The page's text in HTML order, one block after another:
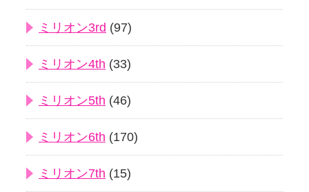
ミリオン3rd (97)
ミリオン4th (33)
ミリオン5th (46)
ミリオン6th (170)
ミリオン7th (15)